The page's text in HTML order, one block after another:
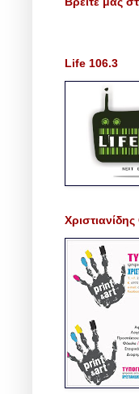
Life 106.3